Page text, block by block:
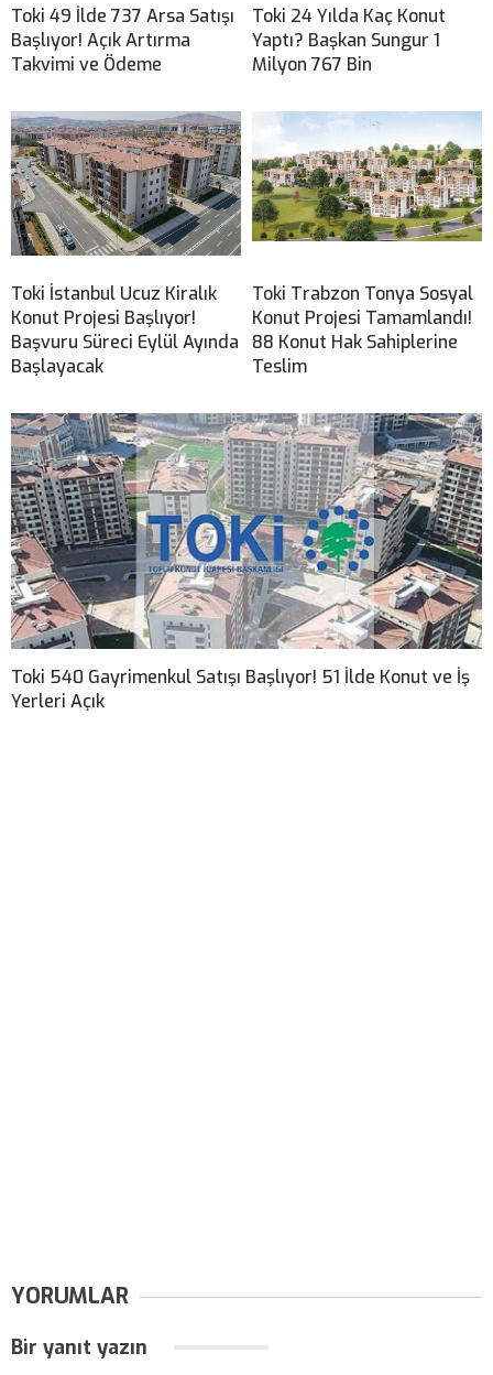
Toki 49 İlde 737 Arsa Satışı
Başlıyor! Açık Artırma
Takvimi ve Ödeme
Toki 24 Yılda Kaç Konut
Yaptı? Başkan Sungur 1
Milyon 767 Bin
Toki İstanbul Ucuz Kiralık
Konut Projesi Başlıyor!
Başvuru Süreci Eylül Ayında
Başlayacak
Toki Trabzon Tonya Sosyal
Konut Projesi Tamamlandı!
88 Konut Hak Sahiplerine
Teslim
Toki 540 Gayrimenkul Satışı Başlıyor! 51 İlde Konut ve İş
Yerleri Açık
YORUMLAR
Bir yanıt yazın